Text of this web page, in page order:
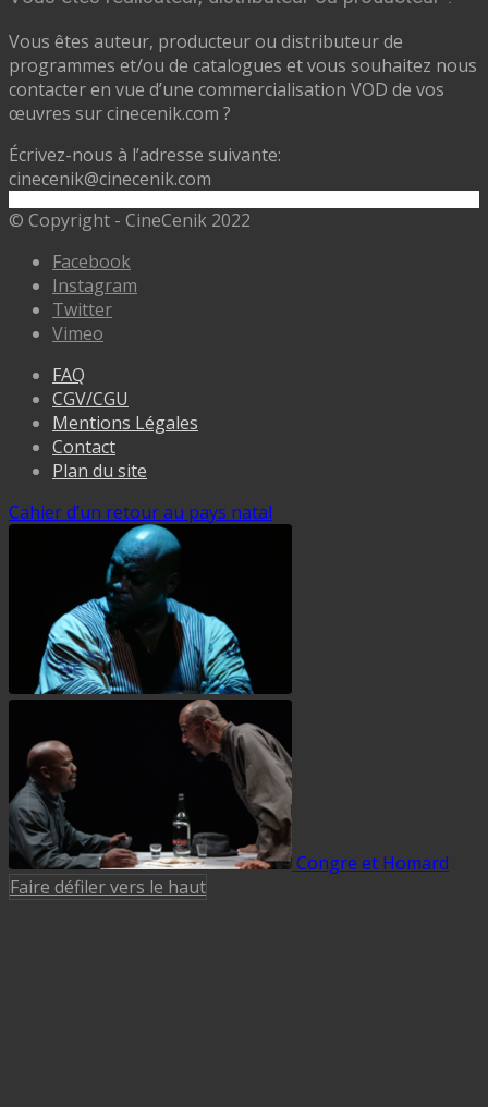
Vous êtes auteur, producteur ou distributeur de
programmes et/ou de catalogues et vous souhaitez nous
contacter en vue d’une commercialisation VOD de vos
œuvres sur cinecenik.com ?
Écrivez-nous à l’adresse suivante:
cinecenik@cinecenik.com
© Copyright - CineCenik 2022
Facebook
Instagram
Twitter
Vimeo
FAQ
CGV/CGU
Mentions Légales
Contact
Plan du site
Cahier d’un retour au pays natal
Congre et Homard
Faire défiler vers le haut